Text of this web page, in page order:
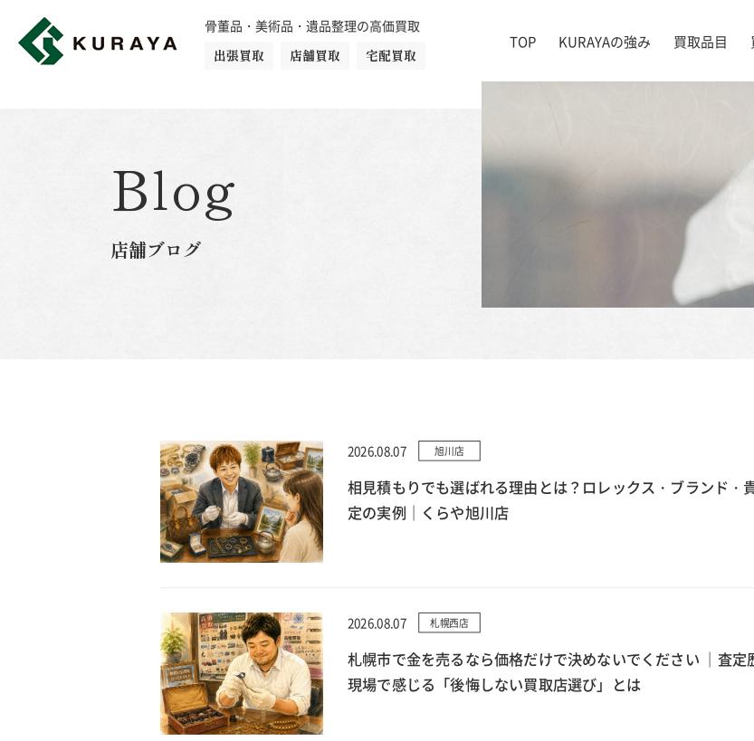
骨董品・美術品・遺品整理の高価買取
出張買取
店舗買取 宅配買取
TOP KURAYAの強み 買取品目
ダイヤモンド 時計
楽器 ブランド家具
Blog
店舗ブログ
2026.08.07 旭川店
相見積もりでも選ばれる理由とは？ロレックス・ブランド・
定の実例｜くらや旭川店
2026.08.07 札幌西店
札幌市で金を売るなら価格だけで決めないでください ｜査定
現場で感じる「後悔しない買取店選び」とは